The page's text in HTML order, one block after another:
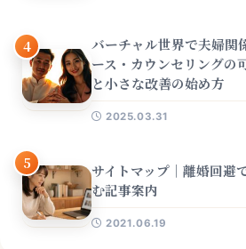
4
バーチャル世界で夫婦関
ース・カウンセリング
と小さな改善の始め方
2025.03.31
5
サイトマップ｜離婚回避
む記事案内
2021.06.19